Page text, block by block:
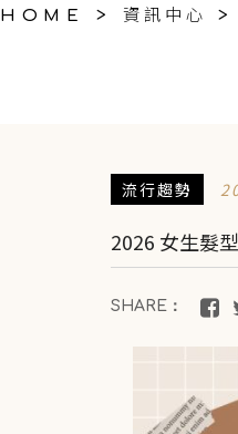
HOME > 資訊中心 >
流行趨勢
2026 女生髮
SHARE：